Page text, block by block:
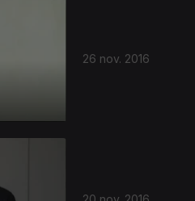
26 nov. 2016